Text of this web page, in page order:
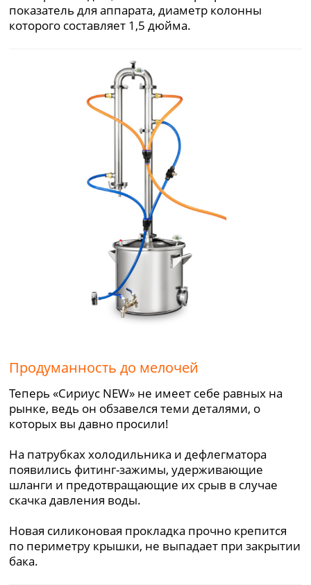
показатель для аппарата, диаметр колонны
которого составляет 1,5 дюйма.
Продуманность до мелочей
Теперь «Сириус NEW» не имеет себе равных на
рынке, ведь он обзавелся теми деталями, о
которых вы давно просили!
На патрубках холодильника и дефлегматора
появились фитинг-зажимы, удерживающие
шланги и предотвращающие их срыв в случае
скачка давления воды.
Новая силиконовая прокладка прочно крепится
по периметру крышки, не выпадает при закрытии
бака.